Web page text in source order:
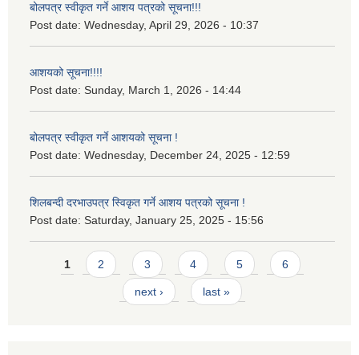
बोलपत्र स्वीकृत गर्ने आशय पत्रको सूचना!!!
Post date: Wednesday, April 29, 2026 - 10:37
आशयको सूचना!!!!
Post date: Sunday, March 1, 2026 - 14:44
बोलपत्र स्वीकृत गर्ने आशयको सूचना !
Post date: Wednesday, December 24, 2025 - 12:59
शिलबन्दी दरभाउपत्र स्विकृत गर्ने आशय पत्रको सूचना !
Post date: Saturday, January 25, 2025 - 15:56
Pages
1 2 3 4 5 6
next › last »